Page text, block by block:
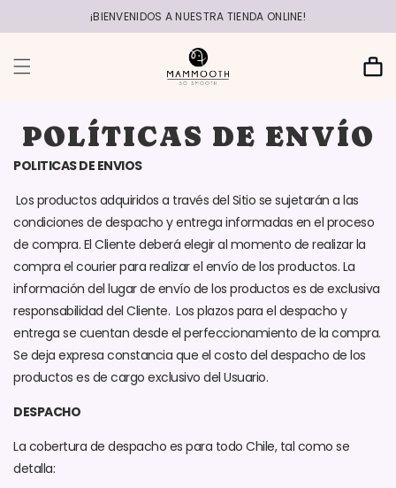
contenido
¡BIENVENIDOS A NUESTRA TIENDA ONLINE!
Carrito
POLÍTICAS DE ENVÍO
POLITICAS DE ENVIOS
Los productos adquiridos a través del Sitio se sujetarán a las
condiciones de despacho y entrega informadas en el proceso
de compra. El Cliente deberá elegir al momento de realizar la
compra el courier para realizar el envío de los productos. La
información del lugar de envío de los productos es de exclusiva
responsabilidad del Cliente. Los plazos para el despacho y
entrega se cuentan desde el perfeccionamiento de la compra.
Se deja expresa constancia que el costo del despacho de los
productos es de cargo exclusivo del Usuario.
DESPACHO
La cobertura de despacho es para todo Chile, tal como se
detalla: